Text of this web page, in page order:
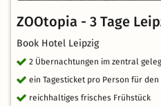
ZOOtopia - 3 Tage
Book Hotel Leipzig
2 Übernachtungen im zentral
ein Tagesticket pro Person für den
reichhaltiges frisches Frühstück